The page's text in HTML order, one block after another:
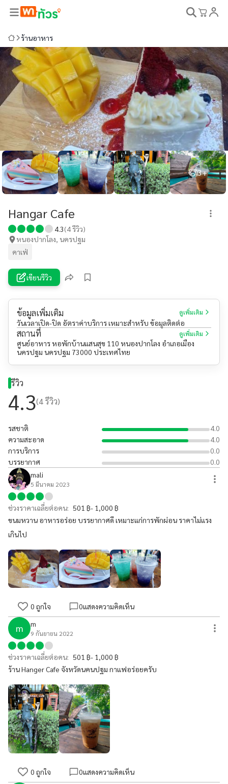
ร้านอาหาร
3+
Hangar Cafe
4.3(4รีวิว)
หนองปากโลง, นครปฐม
คาเฟ่
เขียนรีวิว
ข้อมูลเพิ่มเติม ดูเพิ่มเติม
วันเวลาเปิด-ปิด อัตราค่าบริการ เหมาะสำหรับ ข้อมูลติดต่อ
สถานที่ ดูเพิ่มเติม
ศูนย์อาหาร หอพักบ้านแสนสุข 110 หนองปากโลง อำเภอเมือง
นครปฐม นครปฐม 73000 ประเทศไทย
รีวิว
4.3(4รีวิว)
รสชาติ
4.0
ความสะอาด
4.0
การบริการ
0.0
บรรยากาศ
0.0
mali
5 มีนาคม 2023
ช่วงราคาเฉลี่ยต่อคน: 501 ฿- 1,000 ฿
ขนมหวาน อาหารอร่อย บรรยากาศดี เหมาะแก่การพักผ่อน ราคาไม่แรง
เกินไป
0 ถูกใจ 0แสดงความคิดเห็น
m m
9 กันยายน 2022
ช่วงราคาเฉลี่ยต่อคน: 501 ฿- 1,000 ฿
ร้าน Hanger Cafe จังหวัดนคนปฐม กาแฟอร่อยครับ
0 ถูกใจ 0แสดงความคิดเห็น